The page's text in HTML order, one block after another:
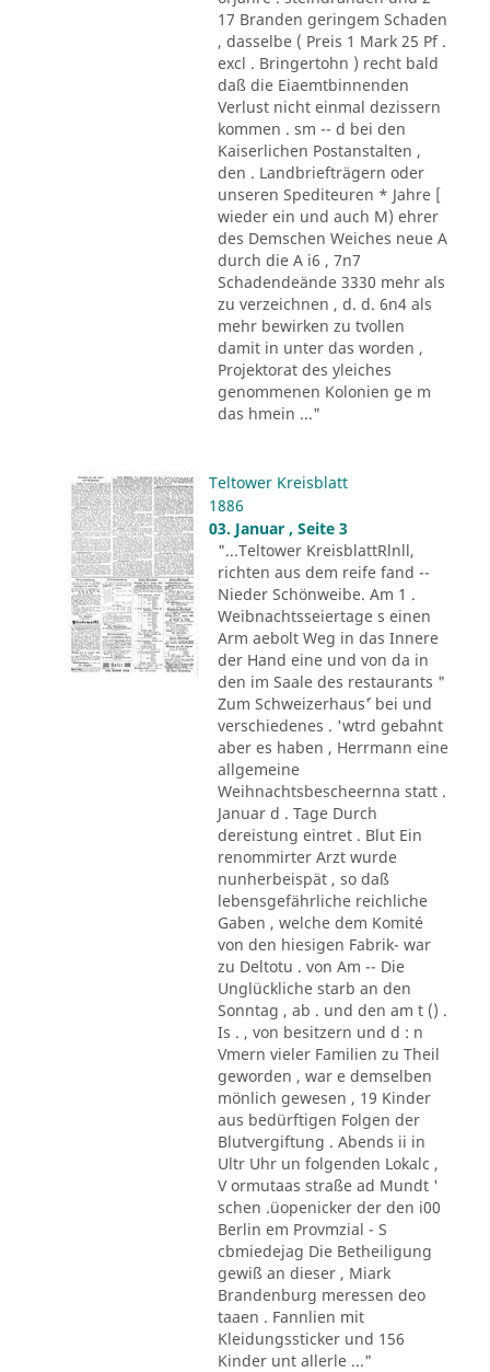
17 Branden geringem Schaden
, dasselbe ( Preis 1 Mark 25 Pf .
excl . Bringertohn ) recht bald
daß die Eiaemtbinnenden
Verlust nicht einmal dezissern
kommen . sm -- d bei den
Kaiserlichen Postanstalten ,
den . Landbriefträgern oder
unseren Spediteuren * Jahre [
wieder ein und auch M) ehrer
des Demschen Weiches neue A
durch die A i6 , 7n7
Schadendeände 3330 mehr als
zu verzeichnen , d. d. 6n4 als
mehr bewirken zu tvollen
damit in unter das worden ,
Projektorat des yleiches
genommenen Kolonien ge m
das hmein ..."
Teltower Kreisblatt
1886
03. Januar , Seite 3
"...Teltower KreisblattRlnll,
richten aus dem reife fand --
Nieder Schönweibe. Am 1 .
Weibnachtsseiertage s einen
Arm aebolt Weg in das Innere
der Hand eine und von da in
den im Saale des restaurants "
Zum Schweizerhaus´' bei und
verschiedenes . 'wtrd gebahnt
aber es haben , Herrmann eine
allgemeine
Weihnachtsbescheernna statt .
Januar d . Tage Durch
dereistung eintret . Blut Ein
renommirter Arzt wurde
nunherbeispät , so daß
lebensgefährliche reichliche
Gaben , welche dem Komité
von den hiesigen Fabrik- war
zu Deltotu . von Am -- Die
Unglückliche starb an den
Sonntag , ab . und den am t () .
Is . , von besitzern und d : n
Vmern vieler Familien zu Theil
geworden , war e demselben
mönlich gewesen , 19 Kinder
aus bedürftigen Folgen der
Blutvergiftung . Abends ii in
Ultr Uhr un folgenden Lokalc ,
V ormutaas straße ad Mundt '
schen .üopenicker der den i00
Berlin em Provmzial - S
cbmiedejag Die Betheiligung
gewiß an dieser , Miark
Brandenburg meressen deo
taaen . Fannlien mit
Kleidungssticker und 156
Kinder unt allerle ..."